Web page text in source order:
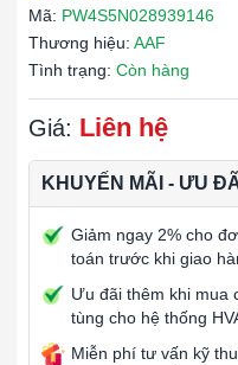
Mã: PW4S5N028939146
Thương hiệu: AAF
Tình trạng: Còn hàng
Giá: Liên hệ
KHUYẾN MÃI - ƯU
Giảm ngay 2% cho
toán trước khi giao
Ưu đãi thêm khi mua
tùng cho hệ thống
Miễn phí tư vấn kỹ